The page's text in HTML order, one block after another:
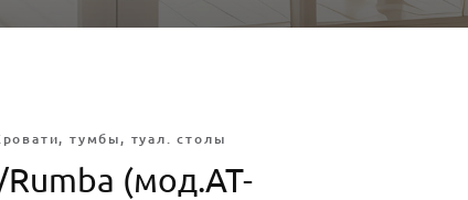
тумбы, туал. столы
(мод.AT-